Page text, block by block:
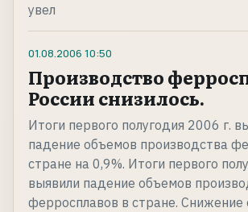
увел
01.08.2006 10:50
Производство
России снизилось.
Итоги первого полугодия 2006 г.
падение объемов производства
стране на 0,9%. Итоги первого
выявили падение объемов
ферросплавов в стране. Снижение